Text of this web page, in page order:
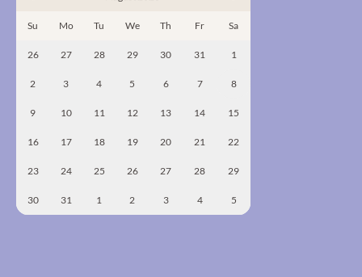
Su Mo Tu We Th Fr Sa
26 27 28 29 30 31 1
2 3 4 5 6 7 8
9 10 11 12 13 14 15
16 17 18 19 20 21 22
23 24 25 26 27 28 29
30 31 1 2 3 4 5